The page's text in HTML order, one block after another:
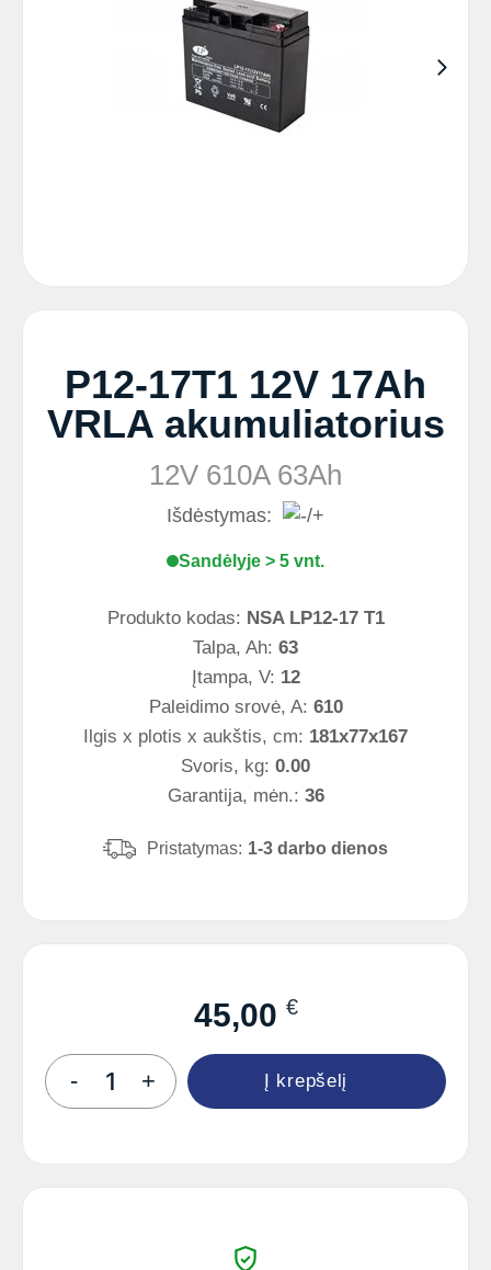
P12-17T1 12V 17Ah
VRLA akumuliatorius
12V 610A 63Ah
Išdėstymas:
Sandėlyje > 5 vnt.
Produkto kodas: NSA LP12-17 T1
Talpa, Ah: 63
Įtampa, V: 12
Paleidimo srovė, A: 610
Ilgis x plotis x aukštis, cm: 181x77x167
Svoris, kg: 0.00
Garantija, mėn.: 36
Pristatymas: 1-3 darbo dienos
45,00 €
-
produkto
kiekis:
P12-
+ Į krepšelį